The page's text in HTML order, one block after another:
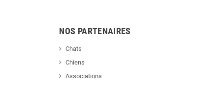
NOS PARTENAIRES
Chats
Chiens
Associations